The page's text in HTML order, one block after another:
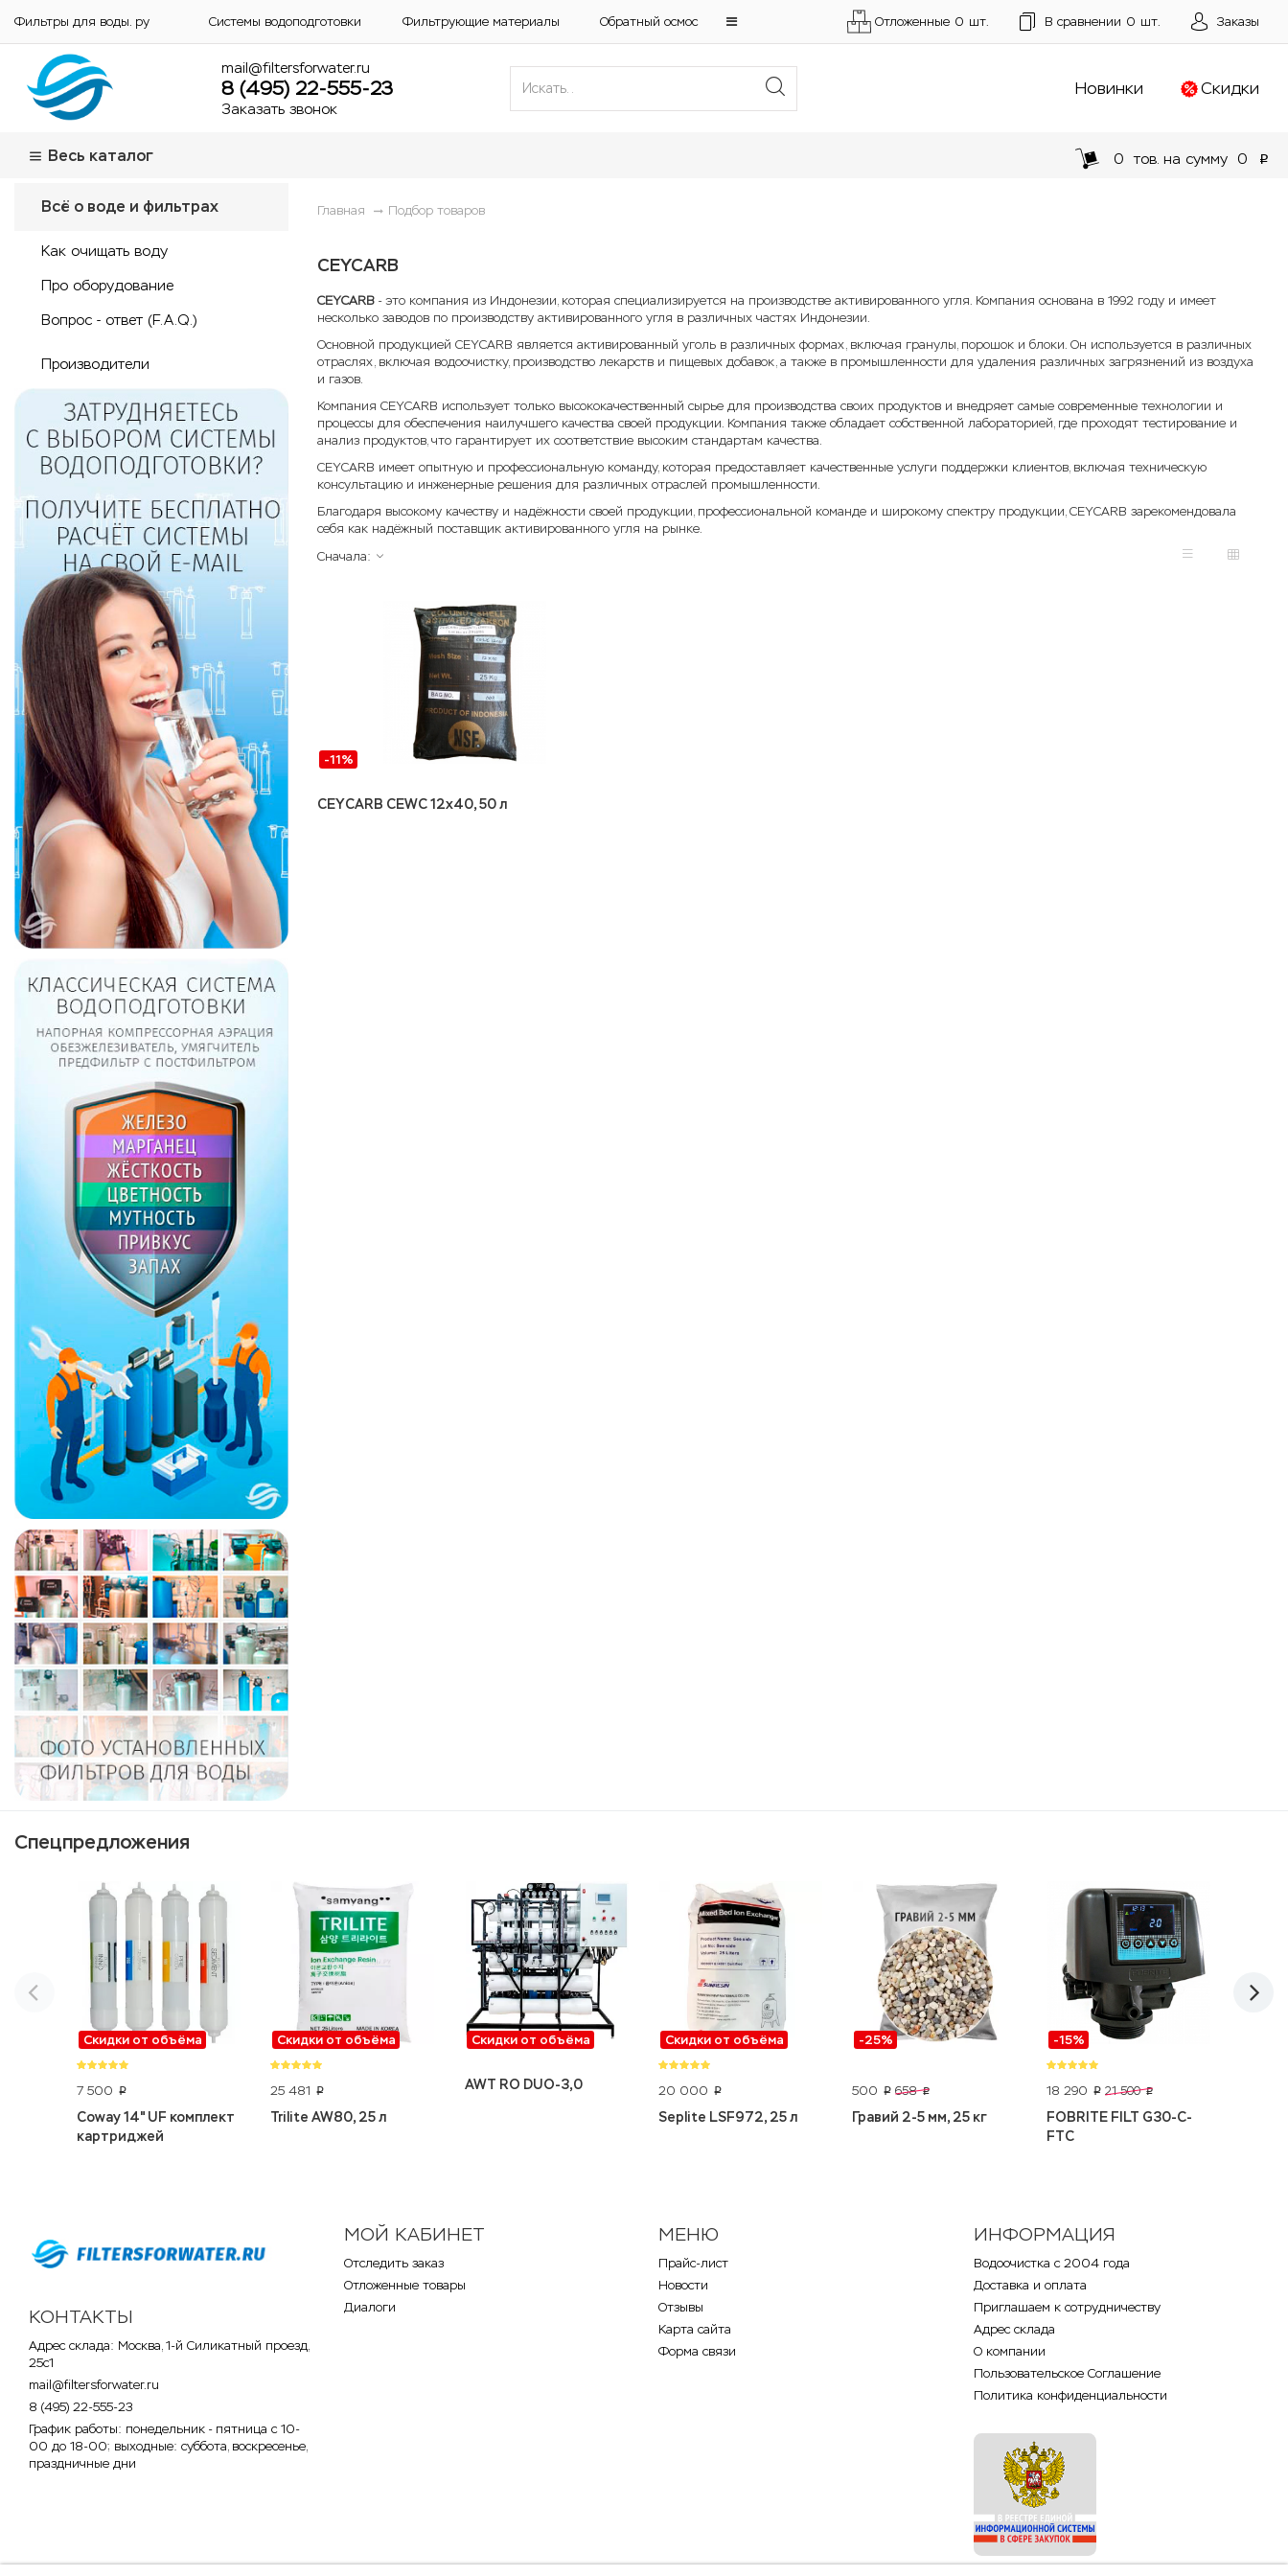
Фильтры для воды. ру Системы водоподготовки Фильтрующие материалы Обратный осмос Отложенные 0 шт. В сравнении 0 шт. Заказы
mail@filtersforwater.ru
8 (495) 22-555-23
Заказать звонок
Новинки Скидки
Весь каталог 0 тов. на сумму 0 p
Всё о воде и фильтрах
Как очищать воду
Про оборудование
Вопрос - ответ (F.A.Q.)
Производители
Главная Подбор товаров
CEYCARB
CEYCARB - это компания из Индонезии, которая специализируется на производстве активированного угля. Компания основана в 1992 году и имеет
несколько заводов по производству активированного угля в различных частях Индонезии.
Основной продукцией CEYCARB является активированный уголь в различных формах, включая гранулы, порошок и блоки. Он используется в различных
отраслях, включая водоочистку, производство лекарств и пищевых добавок, а также в промышленности для удаления различных загрязнений из воздуха
и газов.
Компания CEYCARB использует только высококачественный сырье для производства своих продуктов и внедряет самые современные технологии и
процессы для обеспечения наилучшего качества своей продукции. Компания также обладает собственной лабораторией, где проходят тестирование и
анализ продуктов, что гарантирует их соответствие высоким стандартам качества.
CEYCARB имеет опытную и профессиональную команду, которая предоставляет качественные услуги поддержки клиентов, включая техническую
консультацию и инженерные решения для различных отраслей промышленности.
Благодаря высокому качеству и надёжности своей продукции, профессиональной команде и широкому спектру продукции, CEYCARB зарекомендовала
себя как надёжный поставщик активированного угля на рынке.
Сначала:
-11%
CEYCARB CEWC 12x40, 50 л
Спецпредложения
Скидки от объёма
7 500 p
Coway 14" UF комплект
картриджей
Скидки от объёма
25 481 p
Trilite AW80, 25 л
Скидки от объёма
AWT RO DUO-3,0
Скидки от объёма
20 000 p
Seplite LSF972, 25 л
-25%
500 p 658 p
Гравий 2-5 мм, 25 кг
-15%
18 290 p 21 500 p
FOBRITE FILT G30-C-
FTC
КОНТАКТЫ
Адрес склада: Москва, 1-й Силикатный проезд,
25с1
mail@filtersforwater.ru
8 (495) 22-555-23
График работы: понедельник - пятница с 10-
00 до 18-00; выходные: суббота, воскресенье,
праздничные дни
МОЙ КАБИНЕТ
Отследить заказ
Отложенные товары
Диалоги
МЕНЮ
Прайс-лист
Новости
Отзывы
Карта сайта
Форма связи
ИНФОРМАЦИЯ
Водоочистка с 2004 года
Доставка и оплата
Приглашаем к сотрудничеству
Адрес склада
О компании
Пользовательское Соглашение
Политика конфиденциальности